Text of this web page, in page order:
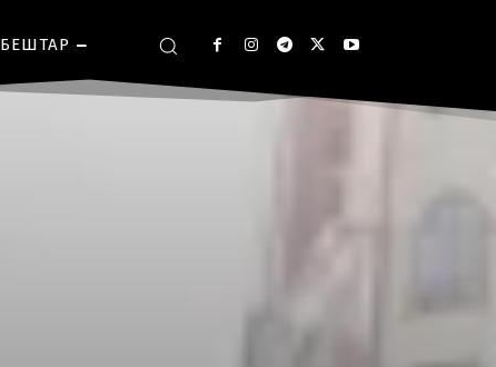
БЕШТАР